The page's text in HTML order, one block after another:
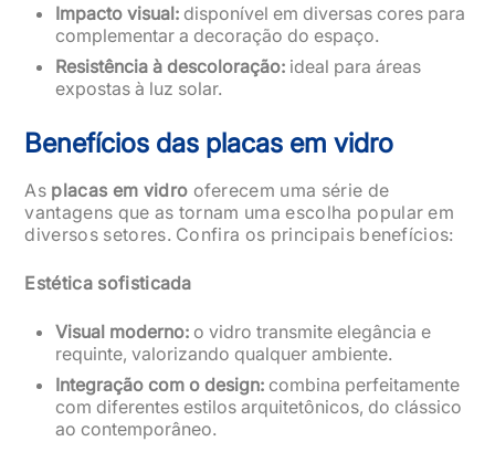
Impacto visual: disponível em diversas cores para
complementar a decoração do espaço.
Resistência à descoloração: ideal para áreas
expostas à luz solar.
Benefícios das placas em vidro
As placas em vidro oferecem uma série de
vantagens que as tornam uma escolha popular em
diversos setores. Confira os principais benefícios:
Estética sofisticada
Visual moderno: o vidro transmite elegância e
requinte, valorizando qualquer ambiente.
Integração com o design: combina perfeitamente
com diferentes estilos arquitetônicos, do clássico
ao contemporâneo.